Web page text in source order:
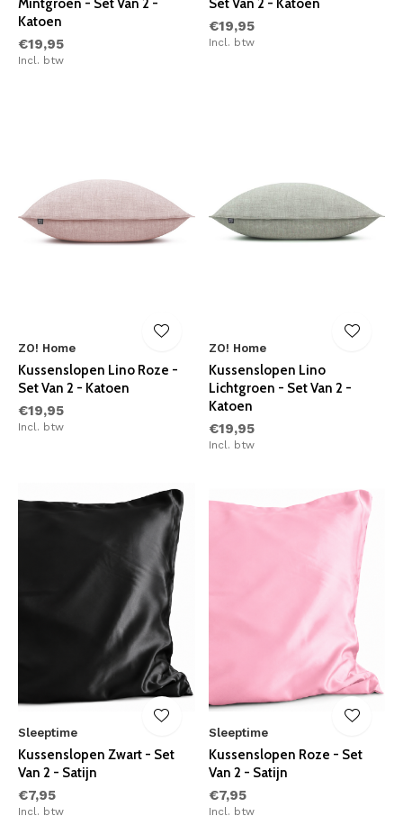
Mintgroen - Set Van 2 -
Katoen
€19,95
Incl. btw
Set Van 2 - Katoen
€19,95
Incl. btw
ZO! Home
Kussenslopen Lino Roze -
Set Van 2 - Katoen
€19,95
Incl. btw
ZO! Home
Kussenslopen Lino
Lichtgroen - Set Van 2 -
Katoen
€19,95
Incl. btw
Sleeptime
Kussenslopen Zwart - Set
Van 2 - Satijn
€7,95
Incl. btw
Sleeptime
Kussenslopen Roze - Set
Van 2 - Satijn
€7,95
Incl. btw